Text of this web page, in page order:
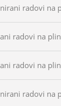
radovi na
radovi na
radovi na
radovi na